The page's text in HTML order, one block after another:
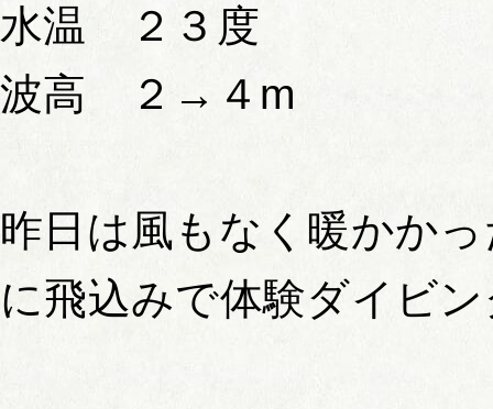
水温 ２３度
波高 ２→４m
昨日は風もなく暖かか
に飛込みで体験ダイビ